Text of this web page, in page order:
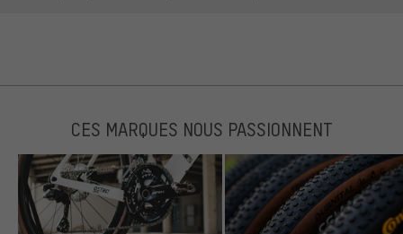
CES MARQUES NOUS PASSIONNENT